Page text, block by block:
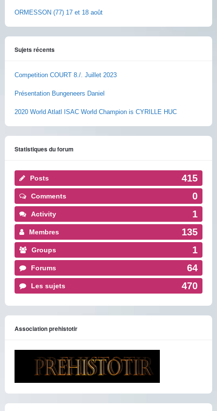
ORMESSON (77) 17 et 18 août
Sujets récents
Competition COURT 8./. Juillet 2023
Présentation Bungeneers Daniel
2020 World Atlatl ISAC World Champion is CYRILLE HUC
Statistiques du forum
Posts 415
Comments 0
Activity 1
Membres 135
Groups 1
Forums 64
Les sujets 470
Association prehistotir